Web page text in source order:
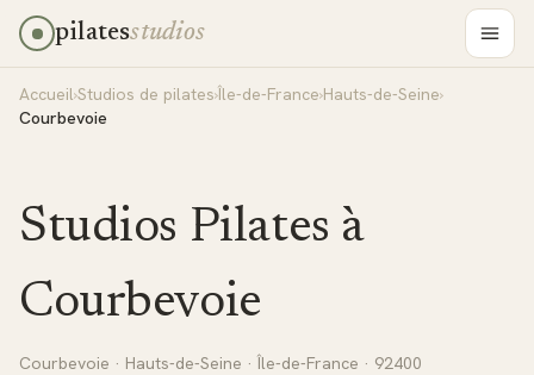
pilatesstudios
Accueil›Studios de pilates›Île-de-France›Hauts-de-Seine›
Courbevoie
Studios Pilates à
Courbevoie
Courbevoie · Hauts-de-Seine · Île-de-France · 92400